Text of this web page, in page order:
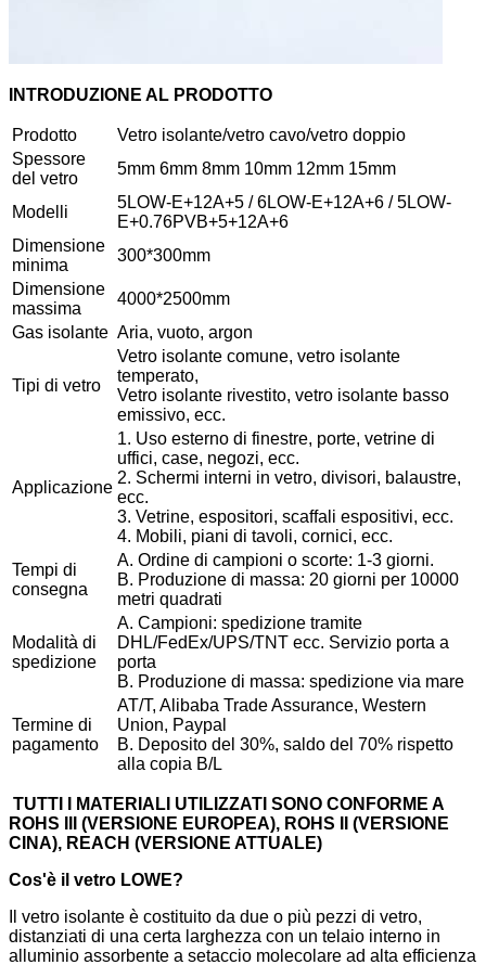
INTRODUZIONE AL PRODOTTO
Prodotto
Vetro isolante/vetro cavo/vetro doppio
Spessore
del vetro
5mm 6mm 8mm 10mm 12mm 15mm
Modelli
5LOW-E+12A+5 / 6LOW-E+12A+6 / 5LOW-
E+0.76PVB+5+12A+6
Dimensione
minima
300*300mm
Dimensione
massima
4000*2500mm
Gas isolante Aria, vuoto, argon
Tipi di vetro
Vetro isolante comune, vetro isolante
temperato,
Vetro isolante rivestito, vetro isolante basso
emissivo, ecc.
Applicazione
1. Uso esterno di finestre, porte, vetrine di
uffici, case, negozi, ecc.
2. Schermi interni in vetro, divisori, balaustre,
ecc.
3. Vetrine, espositori, scaffali espositivi, ecc.
4. Mobili, piani di tavoli, cornici, ecc.
Tempi di
consegna
A. Ordine di campioni o scorte: 1-3 giorni.
B. Produzione di massa: 20 giorni per 10000
metri quadrati
Modalità di
spedizione
A. Campioni: spedizione tramite
DHL/FedEx/UPS/TNT ecc. Servizio porta a
porta
B. Produzione di massa: spedizione via mare
Termine di
pagamento
AT/T, Alibaba Trade Assurance, Western
Union, Paypal
B. Deposito del 30%, saldo del 70% rispetto
alla copia B/L
TUTTI I MATERIALI UTILIZZATI SONO CONFORME A
ROHS III (VERSIONE EUROPEA), ROHS II (VERSIONE
CINA), REACH (VERSIONE ATTUALE)
Cos'è il vetro LOWE?
Il vetro isolante è costituito da due o più pezzi di vetro,
distanziati di una certa larghezza con un telaio interno in
alluminio assorbente a setaccio molecolare ad alta efficienza